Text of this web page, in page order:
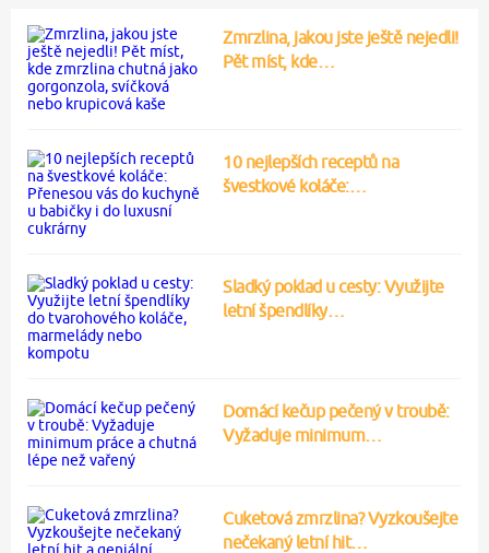
Zmrzlina, jakou jste ještě nejedli!
Pět míst, kde…
10 nejlepších receptů na
švestkové koláče:…
Sladký poklad u cesty: Využijte
letní špendlíky…
Domácí kečup pečený v troubě:
Vyžaduje minimum…
Cuketová zmrzlina? Vyzkoušejte
nečekaný letní hit…